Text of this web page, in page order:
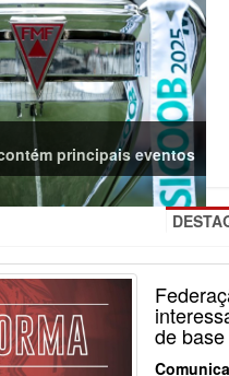
principais eventos
de